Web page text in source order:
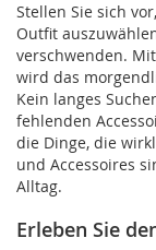
Stellen Sie sich
Outfit
verschwenden.
wird das
Kein langes
fehlenden
die Dinge, die
und Accessoires
Alltag.
Erleben Sie